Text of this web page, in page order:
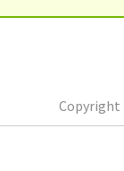
Copyright